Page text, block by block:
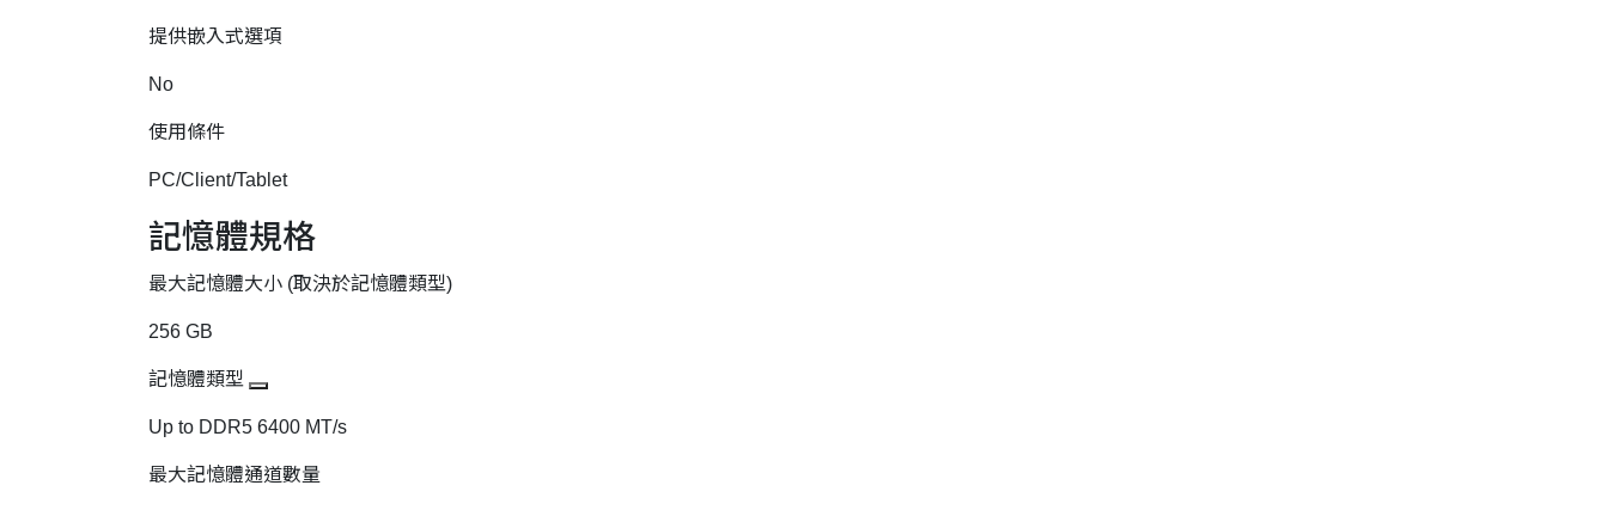
提供嵌入式選項
No
使用條件
PC/Client/Tablet
記憶體規格
最大記憶體大小 (取決於記憶體類型)
256 GB
記憶體類型
Up to DDR5 6400 MT/s
最大記憶體通道數量